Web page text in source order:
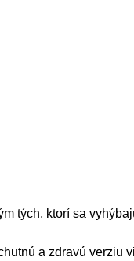
tých, ktorí sa
a zdravú verziu